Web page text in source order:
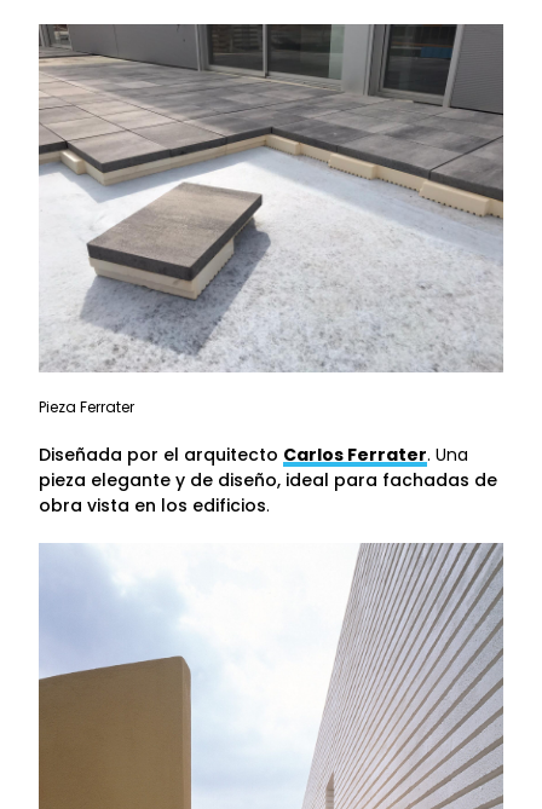
Pieza Ferrater
Diseñada por el arquitecto Carlos Ferrater. Una
pieza elegante y de diseño, ideal para fachadas de
obra vista en los edificios.